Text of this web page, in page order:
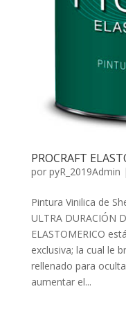
PROCRAFT
por pyR_2019Admin |
Pintura Vinilica de
ULTRA­ DURACIÓN
ELASTOMERICO
exclusiva; la cual le
rellenado para
aumentar el...